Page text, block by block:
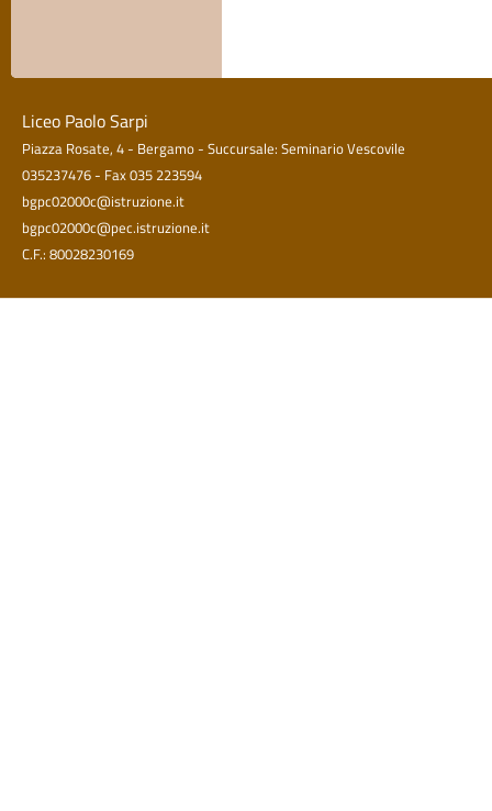
Liceo Paolo Sarpi
Piazza Rosate, 4 - Bergamo - Succursale: Seminario Vescovile
035237476 - Fax 035 223594
bgpc02000c@istruzione.it
bgpc02000c@pec.istruzione.it
C.F.: 80028230169